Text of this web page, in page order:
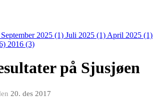
September 2025 (1) Juli 2025 (1) April 2025 (1)
2016 (3)
på Sjusjøen
20. des 2017